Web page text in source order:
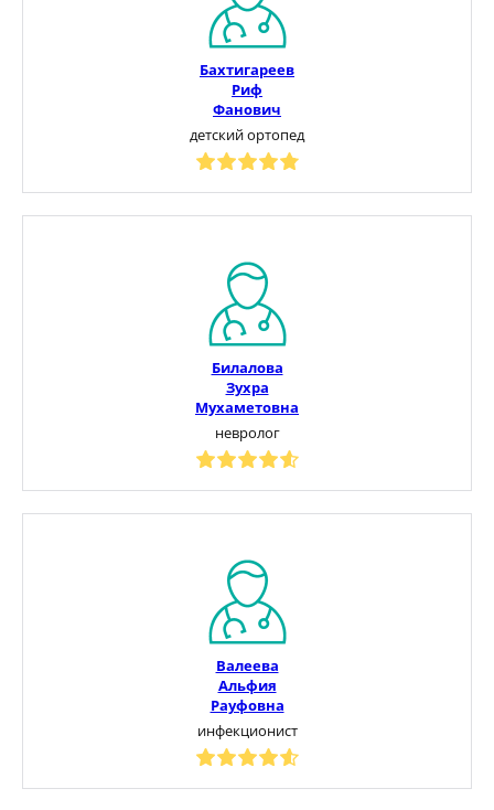
Бахтигареев
Риф
Фанович
детский ортопед
Билалова
Зухра
Мухаметовна
невролог
Валеева
Альфия
Рауфовна
инфекционист